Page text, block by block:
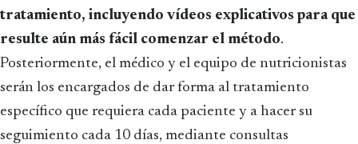
tratamiento, incluyendo vídeos explicativos para que
resulte aún más fácil comenzar el método.
Posteriormente, el médico y el equipo de nutricionistas
serán los encargados de dar forma al tratamiento
específico que requiera cada paciente y a hacer su
seguimiento cada 10 días, mediante consultas